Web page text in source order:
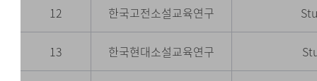
12 한국고전소설교육연구
13 한국현대소설교육연구